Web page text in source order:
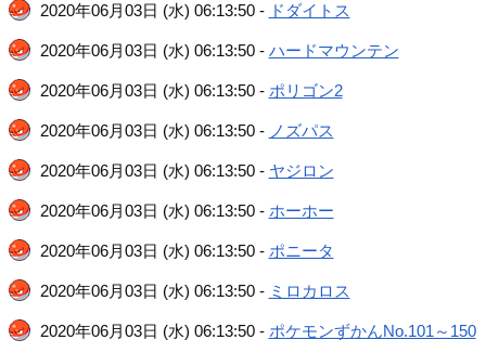
2020年06月03日 (水) 06:13:50 - ドダイトス
2020年06月03日 (水) 06:13:50 - ハードマウンテン
2020年06月03日 (水) 06:13:50 - ポリゴン2
2020年06月03日 (水) 06:13:50 - ノズパス
2020年06月03日 (水) 06:13:50 - ヤジロン
2020年06月03日 (水) 06:13:50 - ホーホー
2020年06月03日 (水) 06:13:50 - ポニータ
2020年06月03日 (水) 06:13:50 - ミロカロス
2020年06月03日 (水) 06:13:50 - ポケモンずかんNo.101～150